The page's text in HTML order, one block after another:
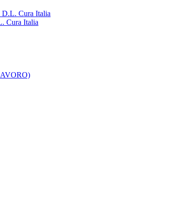
D.L. Cura Italia
Cura Italia